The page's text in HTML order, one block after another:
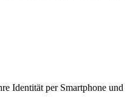
Identität per Smartphone und